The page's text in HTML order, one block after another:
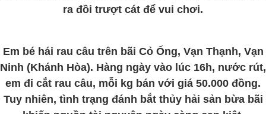
ra đồi trượt cát để vui chơi.
Em bé hái rau câu trên bãi Cỏ Ống, Vạn Thạnh, Vạn
Ninh (Khánh Hòa). Hàng ngày vào lúc 16h, nước rút,
em đi cắt rau câu, mỗi kg bán với giá 50.000 đồng.
Tuy nhiên, tình trạng đánh bắt thủy hải sản bừa bãi